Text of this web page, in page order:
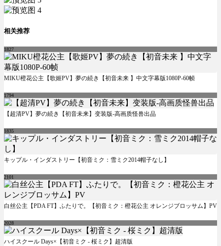
相关推荐
1827
MIKU橙花公主【歌姬PV】夢の続き【初音未来 】中文字幕版1080P-60帧
1794
【超清PV】夢の続き【初音未来】变装版-高画质怪兽出品
1835
キップル・インダストリー【初音ミク：雪ミク2014帽子なし】
2101
白丝公主【PDA FT】ふたりで。【初音ミク：橙花公主 オレンジブロッサム】PV
2028
ハイスクール Days×【初音ミク - 桜ミク】超清版